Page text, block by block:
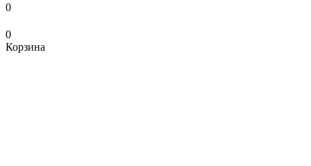
0
0
Корзина